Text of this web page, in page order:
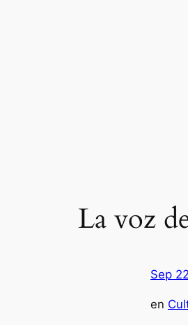
La voz
Sep
en